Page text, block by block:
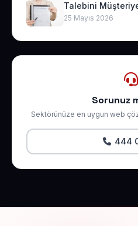
Talebini
25 Mayıs 2026
Sorunuz
Sektörünüze en uygun web
444